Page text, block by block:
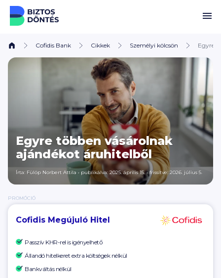
Ugrás a tartalomhoz
Cofidis Bank Cikkek Személyi kölcsön Egyre
Egyre többen vásárolnak
ajándékot áruhitelből
Írta: Fülöp Norbert Attila • publikálva: 2025. április 15.•frissítve: 2026. július 5.
PROMÓCIÓ
Cofidis Megújuló Hitel
Passzív KHR-rel is igényelhető
Állandó hitelkeret extra költségek nélkül
Bankváltás nélkül